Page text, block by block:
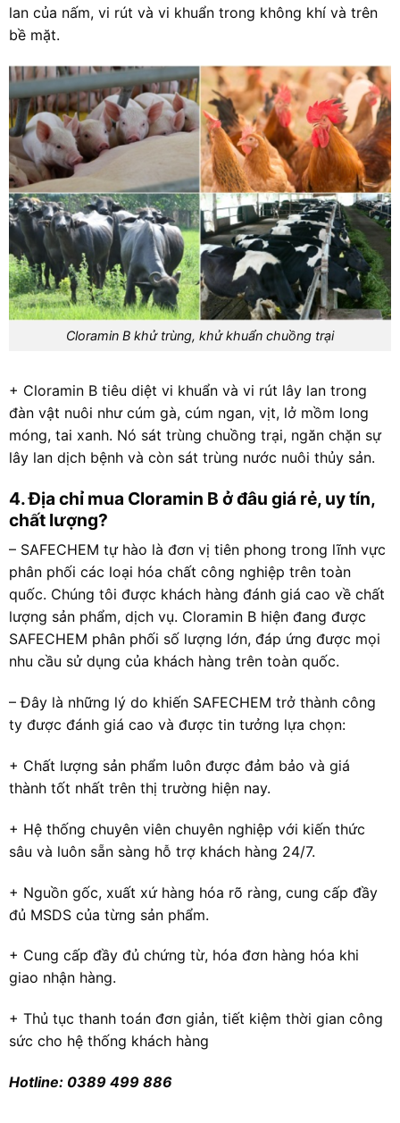
lan của nấm, vi rút và vi khuẩn trong không khí và trên
bề mặt.
Cloramin B khử trùng, khử khuẩn chuồng trại
+ Cloramin B tiêu diệt vi khuẩn và vi rút lây lan trong
đàn vật nuôi như cúm gà, cúm ngan, vịt, lở mồm long
móng, tai xanh. Nó sát trùng chuồng trại, ngăn chặn sự
lây lan dịch bệnh và còn sát trùng nước nuôi thủy sản.
4. Địa chỉ mua Cloramin B ở đâu giá rẻ, uy tín,
chất lượng?
– SAFECHEM tự hào là đơn vị tiên phong trong lĩnh vực
phân phối các loại hóa chất công nghiệp trên toàn
quốc. Chúng tôi được khách hàng đánh giá cao về chất
lượng sản phẩm, dịch vụ. Cloramin B hiện đang được
SAFECHEM phân phối số lượng lớn, đáp ứng được mọi
nhu cầu sử dụng của khách hàng trên toàn quốc.
– Đây là những lý do khiến SAFECHEM trở thành công
ty được đánh giá cao và được tin tưởng lựa chọn:
+ Chất lượng sản phẩm luôn được đảm bảo và giá
thành tốt nhất trên thị trường hiện nay.
+ Hệ thống chuyên viên chuyên nghiệp với kiến thức
sâu và luôn sẵn sàng hỗ trợ khách hàng 24/7.
+ Nguồn gốc, xuất xứ hàng hóa rõ ràng, cung cấp đầy
đủ MSDS của từng sản phẩm.
+ Cung cấp đầy đủ chứng từ, hóa đơn hàng hóa khi
giao nhận hàng.
+ Thủ tục thanh toán đơn giản, tiết kiệm thời gian công
sức cho hệ thống khách hàng
Hotline: 0389 499 886